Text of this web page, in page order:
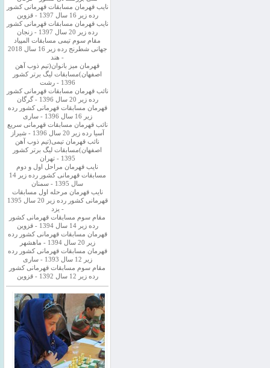
نایب قهرمان مسابقات قهرمانی کشور
رده زیر 16 سال 1397 - قزوین
نایب قهرمان مسابقات قهرمانی کشور
رده زیر 20 سال 1397 - زنجان
مقام سوم تیمی مسابقات المپیاد
جهانی شطرنج رده زیر 16 سال 2018
- هند
قهرمان میز بانوان(تیم ذوب آهن
اصفهان)مسابقات لیگ برتر کشور
1396 - رشت
نائب قهرمان مسابقات قهرمانی کشور
رده زیر 20 سال 1396 - گرگان
قهرمان مسابقات قهرمانی کشور رده
زیر 16 سال 1396 - ساری
نائب قهرمان مسابقات قهرمانی سریع
آسیا رده زیر 20 سال 1396 - شیراز
نائب قهرمان تیمی(تیم ذوب آهن
اصفهان)مسابقات لیگ برتر کشور
1395 - تهران
نایب قهرمان مراحل اول و دوم
مسابقات قهرمانی کشور رده زیر 14
سال 1395 - سمنان
نایب قهرمان مرحله اول مسابقات
قهرمانی کشور رده زیر 20 سال 1395
- یزد
مقام سوم مسابقات قهرمانی کشور
رده زیر 14 سال 1394 - قزوین
قهرمان مسابقات قهرمانی کشور رده
زیر 20 سال 1394 - ماهشهر
قهرمان مسابقات قهرمانی کشور رده
زیر 12 سال 1393 - ساری
مقام سوم مسابقات قهرمانی کشور
رده زیر 12 سال 1392 - قزوین